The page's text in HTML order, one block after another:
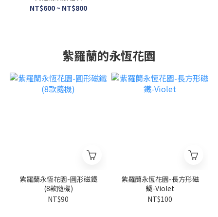
NT$600 ~ NT$800
紫羅蘭的永恆花園
紫羅蘭永恆花園-圓形磁鐵
(8款隨機)
NT$90
紫羅蘭永恆花園-長方形磁
鐵-Violet
NT$100